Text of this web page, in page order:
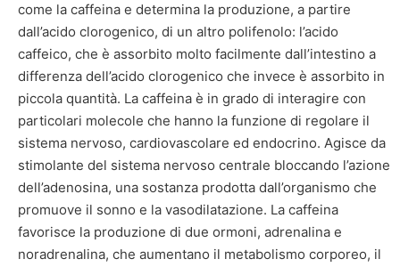
come la caffeina e determina la produzione, a partire
dall’acido clorogenico, di un altro polifenolo: l’acido
caffeico, che è assorbito molto facilmente dall’intestino a
differenza dell’acido clorogenico che invece è assorbito in
piccola quantità. La caffeina è in grado di interagire con
particolari molecole che hanno la funzione di regolare il
sistema nervoso, cardiovascolare ed endocrino. Agisce da
stimolante del sistema nervoso centrale bloccando l’azione
dell’adenosina, una sostanza prodotta dall’organismo che
promuove il sonno e la vasodilatazione. La caffeina
favorisce la produzione di due ormoni, adrenalina e
noradrenalina, che aumentano il metabolismo corporeo, il